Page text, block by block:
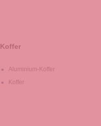
Koffer
Aluminium-Koffer
Koffer